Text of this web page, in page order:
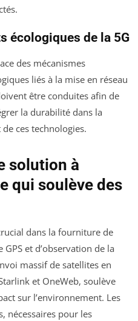
écologiques de la 5G
des mécanismes
liés à la mise en réseau
être conduites afin de
la durabilité dans la
ces technologies.
solution à
qui soulève des
dans la fourniture de
et d’observation de la
massif de satellites en
et OneWeb, soulève
sur l’environnement. Les
nécessaires pour les